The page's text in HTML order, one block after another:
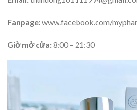
Fanpage:www.facebook.com/
Giờ mở cửa:8:00 – 21:30